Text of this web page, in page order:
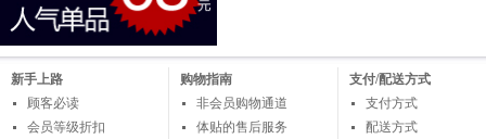
新手上路
顾客必读
会员等级折扣
购物指南
非会员购物通道
体贴的售后服务
支付/配送方式
支付方式
配送方式